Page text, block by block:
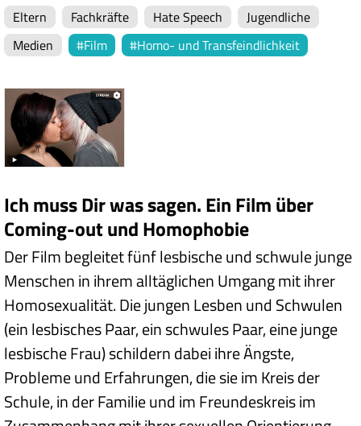
Eltern Fachkräfte Hate Speech
Jugendliche
Medien
Film Homo- und Transfeindlichkeit
Ich muss Dir was sagen. Ein Film über
Coming-out und Homophobie
Der Film begleitet fünf lesbische und schwule junge
Menschen in ihrem alltäglichen Umgang mit ihrer
Homosexualität. Die jungen Lesben und Schwulen
(ein lesbisches Paar, ein schwules Paar, eine junge
lesbische Frau) schildern dabei ihre Ängste,
Probleme und Erfahrungen, die sie im Kreis der
Schule, in der Familie und im Freundeskreis im